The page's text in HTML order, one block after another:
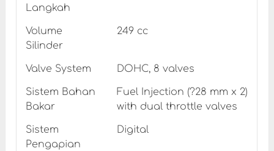
Langkah
Volume
Silinder
249 cc
Valve System DOHC, 8 valves
Sistem Bahan
Bakar
Fuel Injection (?28 mm x 2)
with dual throttle valves
Sistem
Pengapian
Digital